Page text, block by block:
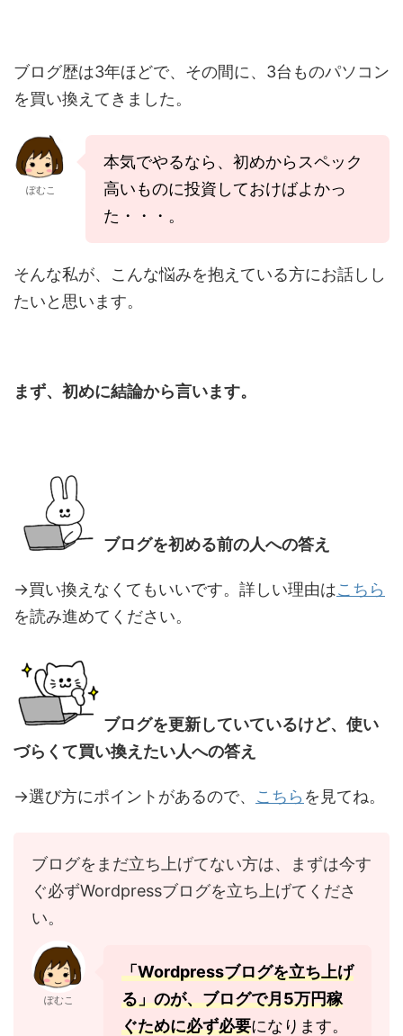
ブログ歴は3年ほどで、その間に、3台ものパソコン
を買い換えてきました。
ぽむこ
本気でやるなら、初めからスペック
高いものに投資しておけばよかっ
た・・・。
そんな私が、こんな悩みを抱えている方にお話しし
たいと思います。
まず、初めに結論から言います。
ブログを初める前の人への答え
→買い換えなくてもいいです。詳しい理由はこちら
を読み進めてください。
ブログを更新していているけど、使い
づらくて買い換えたい人への答え
→選び方にポイントがあるので、 こちら を見てね。
ブログをまだ立ち上げてない方は、まずは今す
ぐ必ずWordpressブログを立ち上げてくださ
い。
ぽむこ
「Wordpressブログを立ち上げ
る」のが、ブログで月5万円稼
ぐために必ず必要になります。